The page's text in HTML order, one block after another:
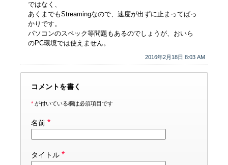
2016年2月18日 8:03 AM
ではなく、
あくまでもStreamingなので、速度が出ずに止まってばっ
かりです。
パソコンのスペック等問題もあるのでしょうが、おいら
のPC環境では使えません。
コメントを書く
* が付いている欄は必須項目です
名前 *
タイトル *